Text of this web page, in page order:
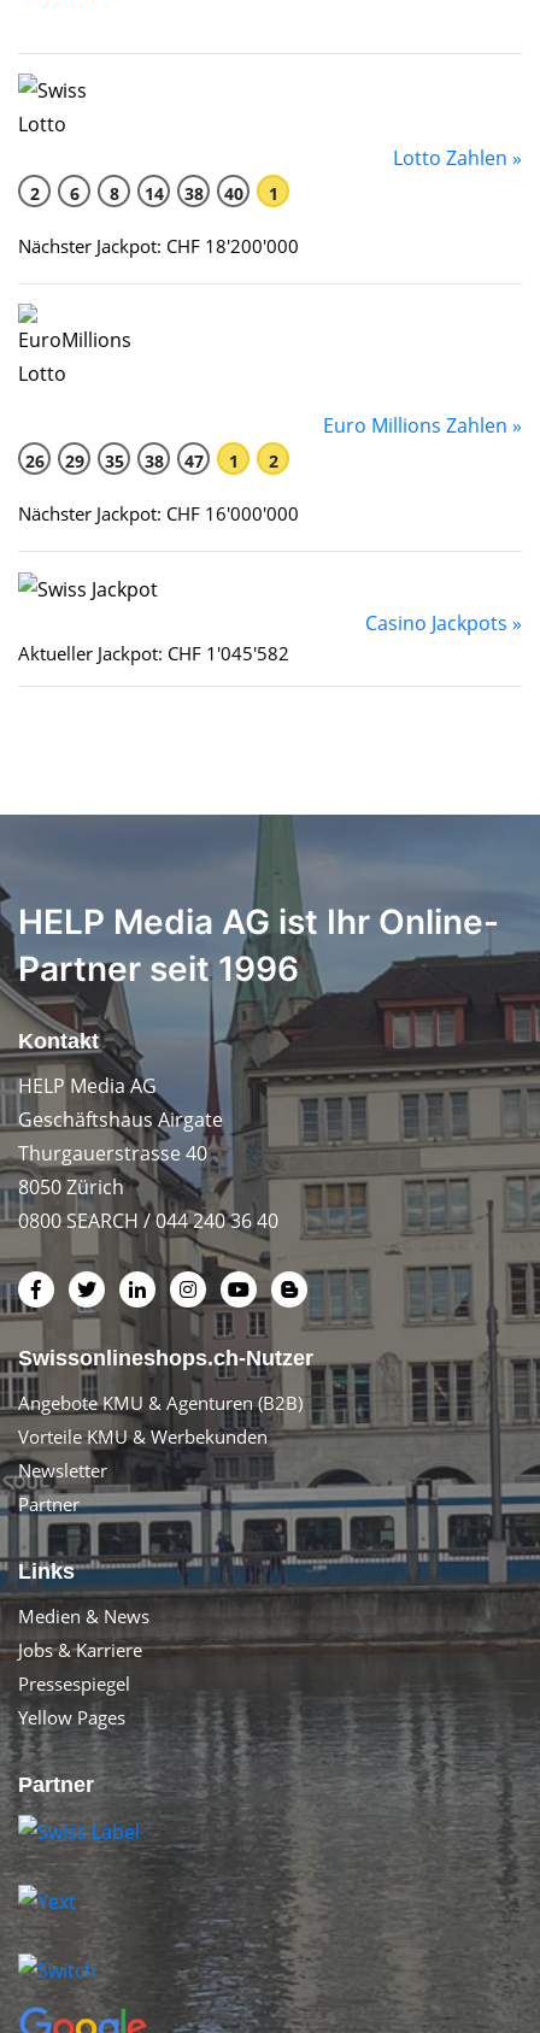
Lotto Zahlen »
2 6 8 14 38 40 1
Nächster Jackpot: CHF 18'200'000
Euro Millions Zahlen »
26 29 35 38 47 1 2
Nächster Jackpot: CHF 16'000'000
Casino Jackpots »
Aktueller Jackpot: CHF 1'045'582
HELP Media AG ist Ihr Online-
Partner seit 1996
Kontakt
HELP Media AG
Geschäftshaus Airgate
Thurgauerstrasse 40
8050 Zürich
0800 SEARCH / 044 240 36 40
Swissonlineshops.ch-Nutzer
Angebote KMU & Agenturen (B2B)
Vorteile KMU & Werbekunden
Newsletter
Partner
Links
Medien & News
Jobs & Karriere
Pressespiegel
Yellow Pages
Partner